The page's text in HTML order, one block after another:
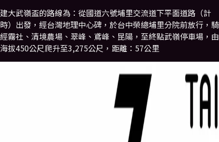
建大武嶺盃的路線為：從國道六號埔里交流道下平面道路（計
時）出發，經台灣地理中心碑，於台中榮總埔里分院前放行，騎
經霧社、清境農場、翠峰、鳶峰、昆陽，至終點武嶺停車場，由
海拔450公尺爬升至3,275公尺，距離：57公里